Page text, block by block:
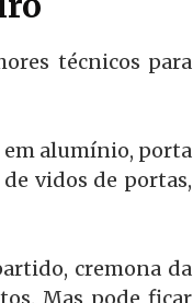
técnicos para
em alumínio, porta
vidos de portas,
cremona da